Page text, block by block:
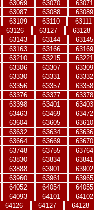
63069 63070 63071
63087 63088 63089
63109 63110 63111
63126 63127 63128
63143 63144 63145
63163 63166 63169
63210 63215 63221
63306 63307 63309
63330 63331 63332
63356 63357 63358
63376 63377 63378
63398 63401 63403
63463 63469 63472
63604 63605 63610
63632 63634 63636
63664 63669 63670
63748 63755 63764
63830 63834 63841
63888 63901 63902
63960 63961 63965
64052 64054 64055
64093 64101 64102
64126 64127 64128